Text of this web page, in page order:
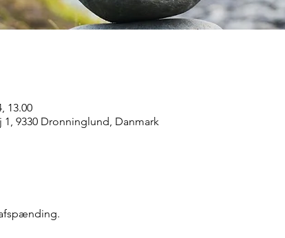
13.00
9330 Dronninglund, Danmark